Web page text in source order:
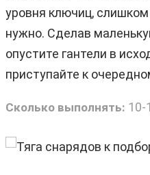
уровня ключиц,
нужно. Сделав
опустите гантели в
приступайте к
Сколько выполнять: 10-